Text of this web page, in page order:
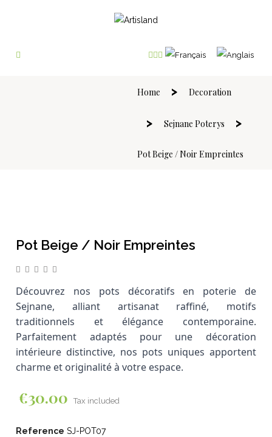
Home Decoration
Sejnane Poterys
Pot Beige / Noir Empreintes
Pot Beige / Noir Empreintes
Découvrez nos pots décoratifs en poterie de
Sejnane, alliant artisanat raffiné, motifs
traditionnels et élégance contemporaine.
Parfaitement adaptés pour une décoration
intérieure distinctive, nos pots uniques apportent
charme et originalité à votre espace.
€30.00 Tax included
Reference SJ-POT07